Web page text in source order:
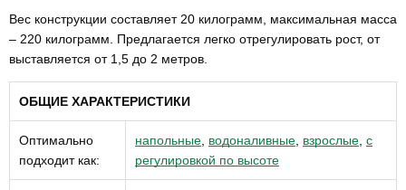
Вес конструкции составляет 20 килограмм, максимальная масса
– 220 килограмм. Предлагается легко отрегулировать рост, от
выставляется от 1,5 до 2 метров.
ОБЩИЕ ХАРАКТЕРИСТИКИ
Оптимально
подходит как:
напольные водоналивные взрослые с
регулировкой по высоте